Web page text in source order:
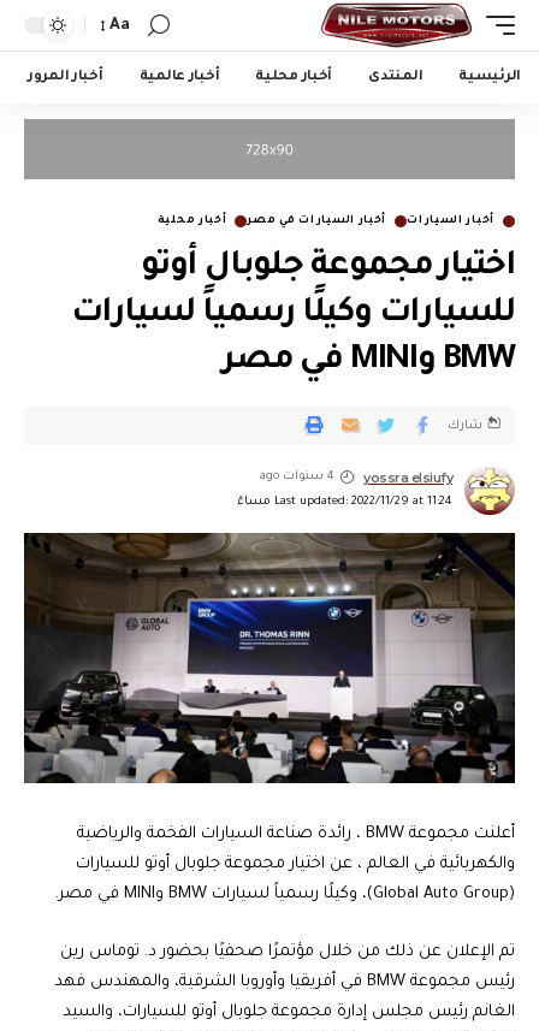
Aa
الرئيسية المنتدى أخبار محلية أخبار عالمية أخبار المرور
أخبار السيارات أخبار السيارات في مصر أخبار محلية
اختيار مجموعة جلوبال أوتو
للسيارات وكيلًا رسمياً لسيارات
BMW وMINI في مصر
Last updated: 2022/11/29 at 11:24 مساءً
yossra elsiufy 4 سنوات ago
شارك
أعلنت مجموعة BMW ، رائدة صناعة السيارات الفخمة والرياضية
والكهربائية في العالم ، عن اختيار مجموعة جلوبال أوتو للسيارات
(Global Auto Group)، وكيلًا رسمياً لسيارات BMW وMINI في مصر.
تم الإعلان عن ذلك من خلال مؤتمرًا صحفيًا بحضور د. توماس رين
رئيس مجموعة BMW في أفريقيا وأوروبا الشرقية، والمهندس فهد
الغانم رئيس مجلس إدارة مجموعة جلوبال أوتو للسيارات، والسيد